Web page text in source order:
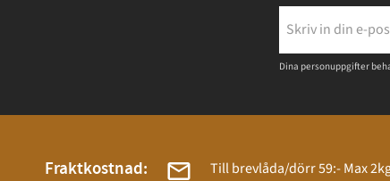
Dina personuppgifter
Fraktkostnad:
Till brevlåda/dörr 59:- Max